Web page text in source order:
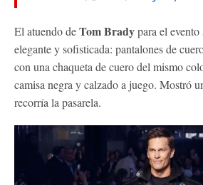
El atuendo deTom Bradypara el
elegante y sofisticada: pantalones de
con una chaqueta de cuero del mismo
camisa negra y calzado a juego. Mostró
recorría la pasarela.